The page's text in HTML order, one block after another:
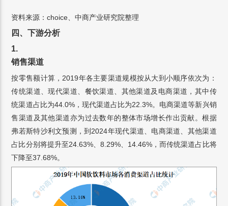
资料来源：choice、中商产业研究院整理
四、下游分析
1.
销售渠道
按零售额计算，2019年各主要渠道规模按从大到小顺序依次为：
传统渠道、现代渠道、餐饮渠道、其他渠道及电商渠道，其中传
统渠道占比为44.0%，现代渠道占比为22.3%。电商渠道等新兴销
售渠道及其他渠道亦为过去数年的整体市场增长作出贡献。根据
弗若斯特沙利文预测，到2024年现代渠道、电商渠道、其他渠道
占比分别将提升至24.63%、8.29%、14.46%，而传统渠道占比将
下降至37.68%。